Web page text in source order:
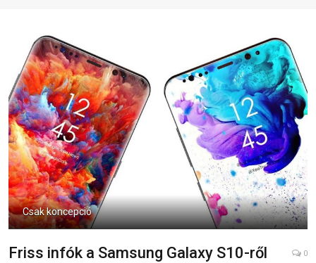
Csak koncepció
Friss infók a Samsung Galaxy S10-ről 0